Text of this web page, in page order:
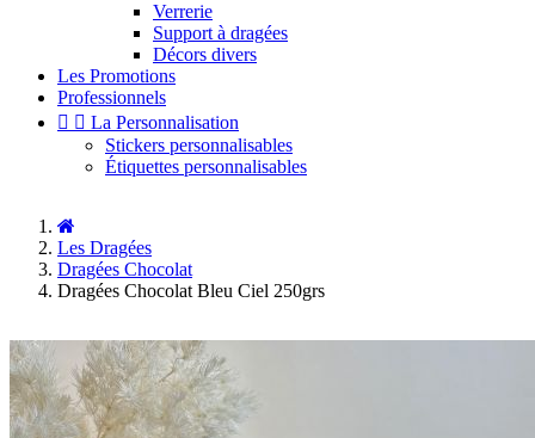
Verrerie
Support à dragées
Décors divers
Les Promotions
Professionnels
  La Personnalisation
Stickers personnalisables
Étiquettes personnalisables
Les Dragées
Dragées Chocolat
Dragées Chocolat Bleu Ciel 250grs